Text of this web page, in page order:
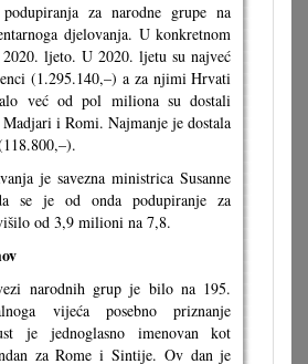
za narodne grupe na
djelovanja. U konkretnom
ljeto. U 2020. ljetu su najveć
(1.295.140,–) a za njimi Hrvati
već od pol miliona su dostali
i Romi. Najmanje je dostala
je savezna ministrica Susanne
se je od onda podupiranje za
od 3,9 milioni na 7,8.
narodnih grup je bilo na 195.
vijeća posebno priznanje
je jednoglasno imenovan kot
za Rome i Sintije. Ov dan je